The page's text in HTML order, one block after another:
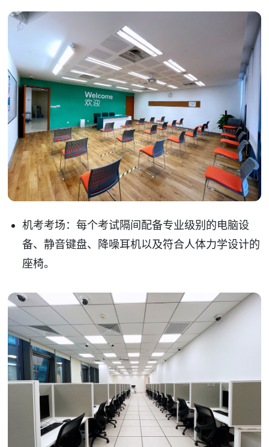
机考考场：每个考试隔间配备专业级别的电脑设
备、静音键盘、降噪耳机以及符合人体力学设计的
座椅。